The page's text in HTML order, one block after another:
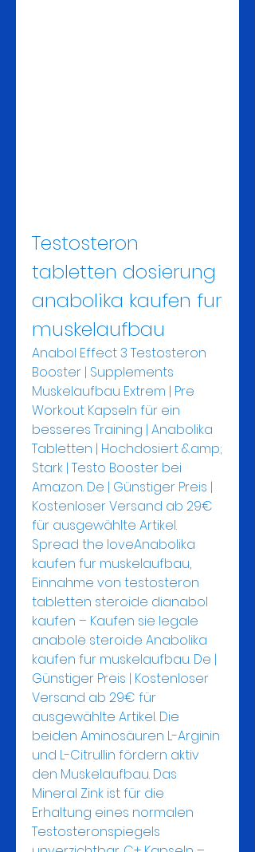
Testosteron
tabletten dosierung
anabolika kaufen fur
muskelaufbau
Anabol Effect 3 Testosteron
Booster | Supplements
Muskelaufbau Extrem | Pre
Workout Kapseln für ein
besseres Training | Anabolika
Tabletten | Hochdosiert &amp;
Stark | Testo Booster bei
Amazon. De | Günstiger Preis |
Kostenloser Versand ab 29€
für ausgewählte Artikel.
Spread the loveAnabolika
kaufen fur muskelaufbau,
Einnahme von testosteron
tabletten steroide dianabol
kaufen – Kaufen sie legale
anabole steroide Anabolika
kaufen fur muskelaufbau. De |
Günstiger Preis | Kostenloser
Versand ab 29€ für
ausgewählte Artikel. Die
beiden Aminosäuren L-Arginin
und L-Citrullin fördern aktiv
den Muskelaufbau. Das
Mineral Zink ist für die
Erhaltung eines normalen
Testosteronspiegels